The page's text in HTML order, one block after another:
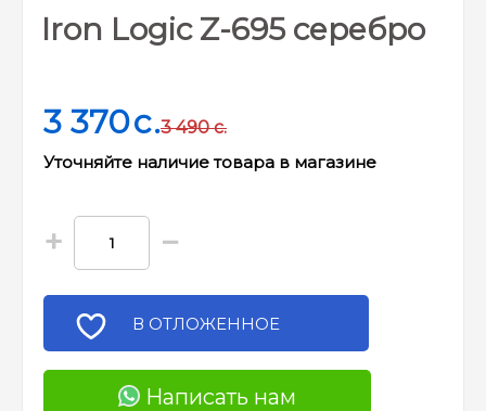
Iron Logic Z-695 серебро
3 370c.
Уточняйте наличие товара в магазине
3 490 c.
+ −
В ОТЛОЖЕННОЕ
Написать нам